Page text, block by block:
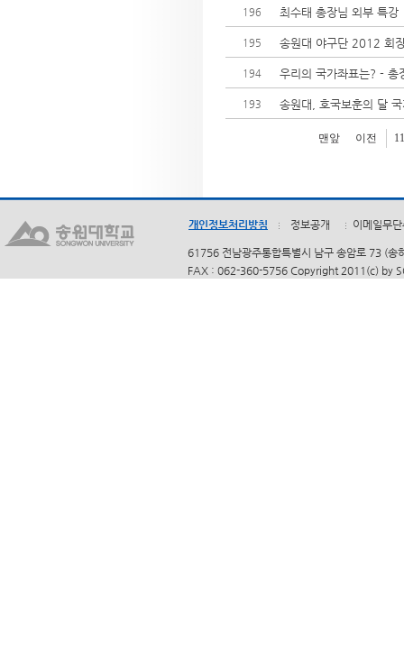
196 최수태 총장님 외부 특강
195 송원대 야구단 2012 회
194 우리의 국가좌표는? - 총
193 송원대, 호국보훈의 달
맨앞 이전
개인정보처리방침 정보공개 이메일무
61756 전남광주통합특별시 남구 송암로 73 (
FAX : 062-360-5756 Copyright 2011(c) by